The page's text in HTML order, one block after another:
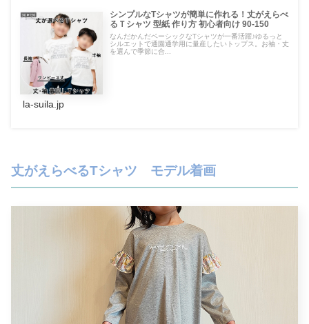
シンプルなTシャツが簡単に作れる！丈がえらべ
るＴシャツ 型紙 作り方 初心者向け 90-150
なんだかんだベーシックなTシャツが一番活躍♪ゆるっと
シルエットで通園通学用に量産したいトップス。お袖・丈
を選んで季節に合...
la-suila.jp
丈がえらべるTシャツ モデル着画